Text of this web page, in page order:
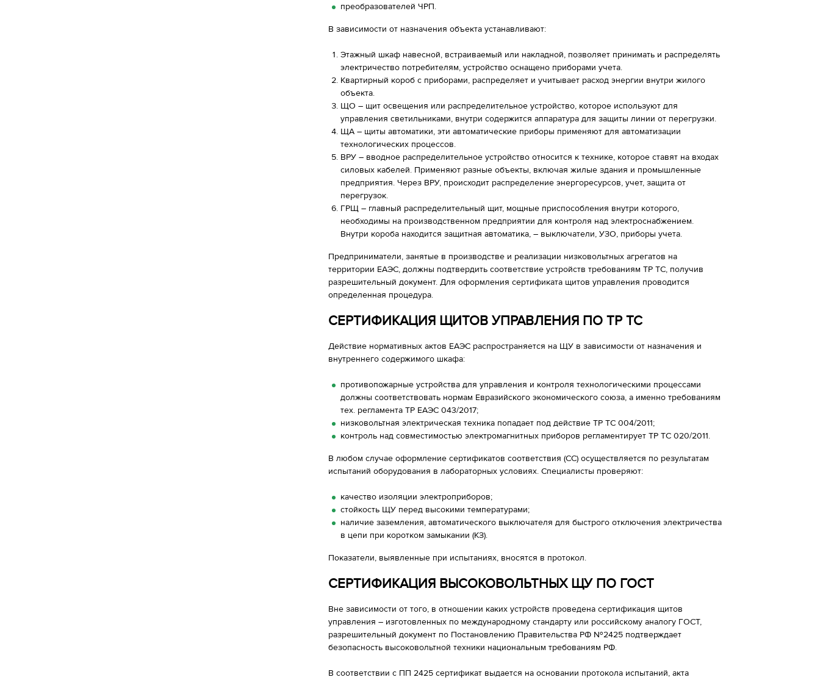
преобразователей ЧРП.
В зависимости от назначения объекта устанавливают:
Этажный шкаф навесной, встраиваемый или накладной, позволяет принимать и распределять
электричество потребителям, устройство оснащено приборами учета.
Квартирный короб с приборами, распределяет и учитывает расход энергии внутри жилого
объекта.
ЩО – щит освещения или распределительное устройство, которое используют для
управления светильниками, внутри содержится аппаратура для защиты линии от перегрузки.
ЩА – щиты автоматики, эти автоматические приборы применяют для автоматизации
технологических процессов.
ВРУ – вводное распределительное устройство относится к технике, которое ставят на входах
силовых кабелей. Применяют разные объекты, включая жилые здания и промышленные
предприятия. Через ВРУ, происходит распределение энергоресурсов, учет, защита от
перегрузок.
ГРЩ – главный распределительный щит, мощные приспособления внутри которого,
необходимы на производственном предприятии для контроля над электроснабжением.
Внутри короба находится защитная автоматика, – выключатели, УЗО, приборы учета.
Предприниматели, занятые в производстве и реализации низковольтных агрегатов на
территории ЕАЭС, должны подтвердить соответствие устройств требованиям ТР ТС, получив
разрешительный документ. Для оформления сертификата щитов управления проводится
определенная процедура.
СЕРТИФИКАЦИЯ ЩИТОВ УПРАВЛЕНИЯ ПО ТР ТС
Действие нормативных актов ЕАЭС распространяется на ЩУ в зависимости от назначения и
внутреннего содержимого шкафа:
противопожарные устройства для управления и контроля технологическими процессами
должны соответствовать нормам Евразийского экономического союза, а именно требованиям
тех. регламента ТР ЕАЭС 043/2017;
низковольтная электрическая техника попадает под действие ТР ТС 004/2011;
контроль над совместимостью электромагнитных приборов регламентирует ТР ТС 020/2011.
В любом случае оформление сертификатов соответствия (СС) осуществляется по результатам
испытаний оборудования в лабораторных условиях. Специалисты проверяют:
качество изоляции электроприборов;
стойкость ЩУ перед высокими температурами;
наличие заземления, автоматического выключателя для быстрого отключения электричества
в цепи при коротком замыкании (КЗ).
Показатели, выявленные при испытаниях, вносятся в протокол.
СЕРТИФИКАЦИЯ ВЫСОКОВОЛЬТНЫХ ЩУ ПО ГОСТ
Вне зависимости от того, в отношении каких устройств проведена сертификация щитов
управления – изготовленных по международному стандарту или российскому аналогу ГОСТ,
разрешительный документ по Постановлению Правительства РФ №2425 подтверждает
безопасность высоковольтной техники национальным требованиям РФ.
В соответствии с ПП 2425 сертификат выдается на основании протокола испытаний, акта